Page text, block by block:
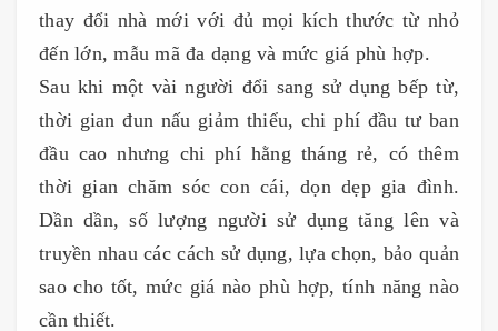
thay đổi nhà mới với đủ mọi kích thước từ nhỏ
đến lớn, mẫu mã đa dạng và mức giá phù hợp.
Sau khi một vài người đổi sang sử dụng bếp từ,
thời gian đun nấu giảm thiểu, chi phí đầu tư ban
đầu cao nhưng chi phí hằng tháng rẻ, có thêm
thời gian chăm sóc con cái, dọn dẹp gia đình.
Dần dần, số lượng người sử dụng tăng lên và
truyền nhau các cách sử dụng, lựa chọn, bảo quản
sao cho tốt, mức giá nào phù hợp, tính năng nào
cần thiết.